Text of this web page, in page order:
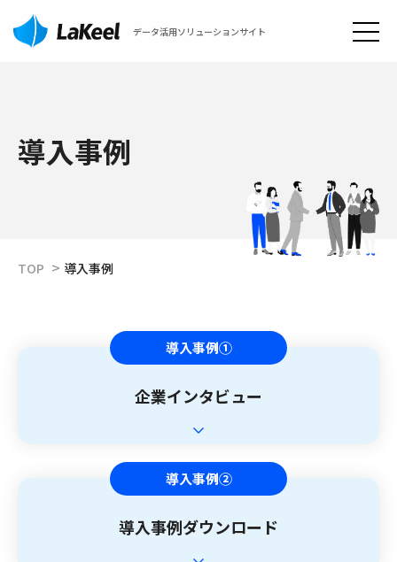
データ活用ソリューションサイト
導入事例
TOP 導入事例
導入事例①
企業インタビュー
導入事例②
導入事例ダウンロード